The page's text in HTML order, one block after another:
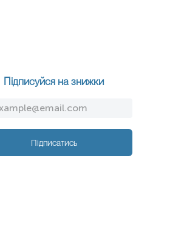
Підписуйся на знижки
Підписатись